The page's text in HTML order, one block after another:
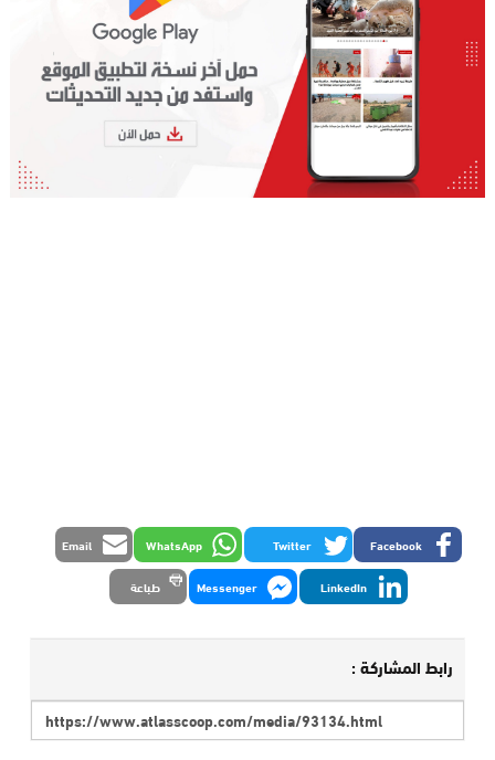
Facebook
Twitter
WhatsApp
Email
LinkedIn
Messenger طباعة
رابط المشاركة :